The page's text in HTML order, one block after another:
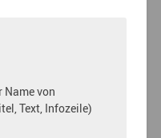
Name von
Text, Infozeile)